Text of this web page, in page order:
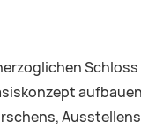
Schloss